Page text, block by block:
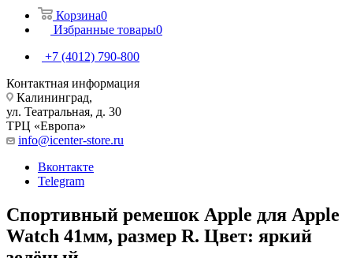
Корзина0
Избранные товары0
+7 (4012) 790-800
Контактная информация
Калининград,
ул. Театральная, д. 30
ТРЦ «Европа»
info@icenter-store.ru
Вконтакте
Telegram
Спортивный ремешок Apple для Apple
Watch 41мм, размер R. Цвет: яркий